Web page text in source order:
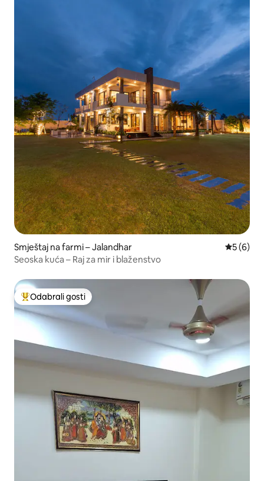
Smještaj na farmi – Jalandhar
5 (6)
Seoska kuća – Raj za mir i blaženstvo
Među najviše rangiranima s oznakom „Odabrali gosti”
Odabrali gosti